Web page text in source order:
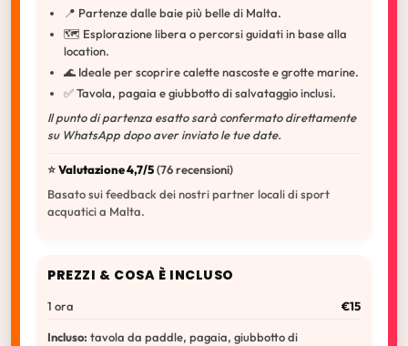
📍 Partenze dalle baie più belle di Malta.
🗺️ Esplorazione libera o percorsi guidati in base alla
location.
🌊 Ideale per scoprire calette nascoste e grotte marine.
✅ Tavola, pagaia e giubbotto di salvataggio inclusi.
Il punto di partenza esatto sarà confermato direttamente
su WhatsApp dopo aver inviato le tue date.
⭐️Valutazione 4,7/5(76 recensioni)
Basato sui feedback dei nostri partner locali di sport
acquatici a Malta.
PREZZI & COSA È INCLUSO
1 ora €15
Incluso: tavola da paddle, pagaia, giubbotto di